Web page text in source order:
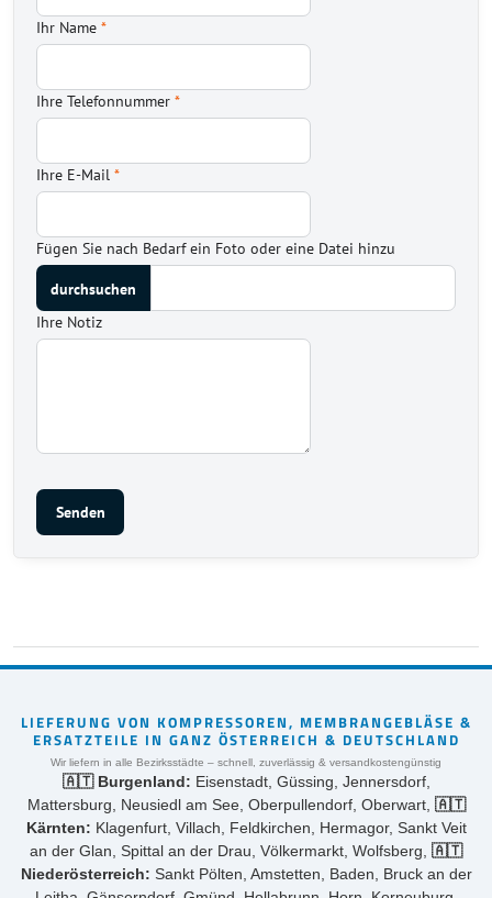
Ihr Name *
Ihre Telefonnummer *
Ihre E-Mail *
Fügen Sie nach Bedarf ein Foto oder eine Datei hinzu
Ihre Notiz
Senden
LIEFERUNG VON KOMPRESSOREN, MEMBRANGEBLÄSE &
ERSATZTEILE IN GANZ ÖSTERREICH & DEUTSCHLAND
Wir liefern in alle Bezirksstädte – schnell, zuverlässig & versandkostengünstig
🇦🇹 Burgenland: Eisenstadt, Güssing, Jennersdorf,
Mattersburg, Neusiedl am See, Oberpullendorf, Oberwart, 🇦🇹
Kärnten: Klagenfurt, Villach, Feldkirchen, Hermagor, Sankt Veit
an der Glan, Spittal an der Drau, Völkermarkt, Wolfsberg, 🇦🇹
Niederösterreich: Sankt Pölten, Amstetten, Baden, Bruck an der